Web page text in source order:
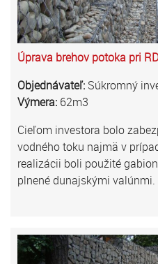
Úprava brehov potoka pri
Objednávateľ: Súkromný
Výmera: 62m3
Cieľom investora bolo
vodného toku najmä v
realizácii boli použité
plnené dunajskými valúnmi.